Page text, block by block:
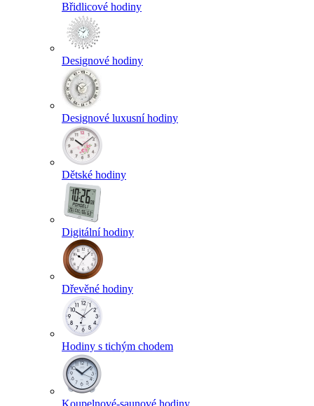
Břidlicové hodiny
Designové hodiny
Designové luxusní hodiny
Dětské hodiny
Digitální hodiny
Dřevěné hodiny
Hodiny s tichým chodem
Koupelnové-saunové hodiny